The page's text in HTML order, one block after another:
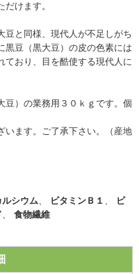
けます。
豆と同様、現代人が不足しがち
黒豆（黒大豆）の皮の色素には
ており、目を酷使する現代人に
豆）の業務用３０ｋｇです。個
います。ご了承下さい。（産地
ルシウム、 ビタミンＢ１ 、
ビ
、 食物繊維